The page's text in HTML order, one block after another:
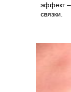
эффект –
связки.